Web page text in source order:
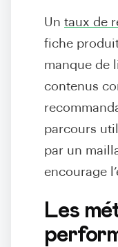
Un taux de
fiche
manque de
contenus
parcours
par un
encourage
Les